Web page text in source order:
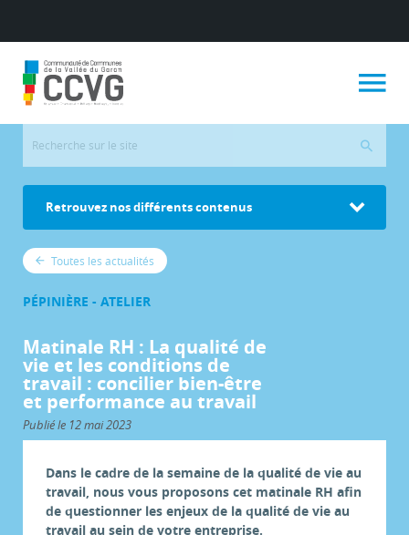
Retrouvez nos différents contenus
Toutes les actualités
PÉPINIÈRE - ATELIER
Matinale RH : La qualité de
vie et les conditions de
travail : concilier bien-être
et performance au travail
Publié le 12 mai 2023
Dans le cadre de la semaine de la qualité de vie au
travail, nous vous proposons cet matinale RH afin
de questionner les enjeux de la qualité de vie au
travail au sein de votre entreprise.